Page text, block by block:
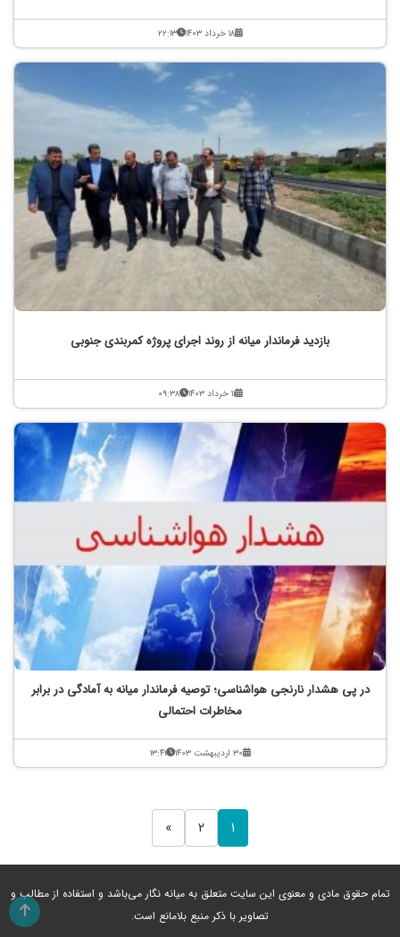
۱۸ خرداد ۱۴۰۳ ۲۲:۱۳
بازدید فرماندار میانه از روند اجرای پروژه کمربندی جنوبی
۱۱ خرداد ۱۴۰۳ ۰۹:۳۸
در پی هشدار نارنجی هواشناسی؛ توصیه فرماندار میانه به آمادگی در برابر
مخاطرات احتمالی
۳۰ اردیبهشت ۱۴۰۳ ۱۳:۴۱
۱ ۲ »
تمام حقوق مادی و معنوی این سایت متعلق به میانه نگار می‌باشد و استفاده از مطالب و
تصاویر با ذکر منبع بلامانع است.